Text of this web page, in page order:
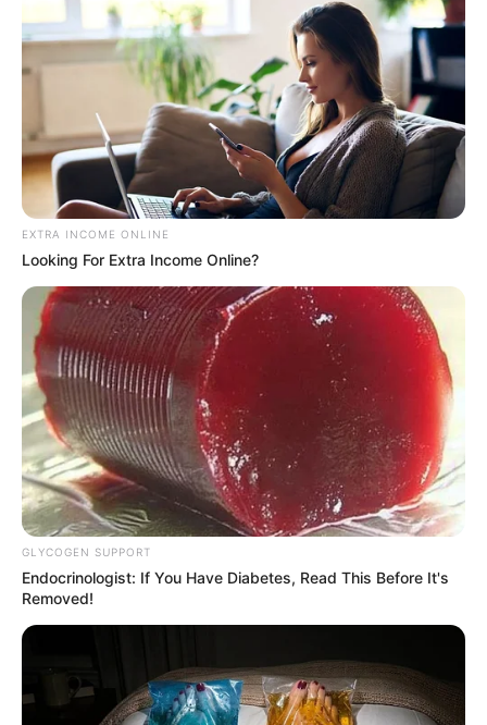
EXTRA INCOME ONLINE
Looking For Extra Income Online?
GLYCOGEN SUPPORT
Endocrinologist: If You Have Diabetes, Read This Before It's
Removed!